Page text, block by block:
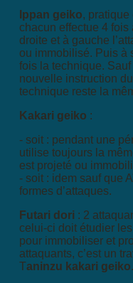
Ippan geiko, pratique
chacun effectue 4
droite et à gauche
ou immobilisé. Puis à
fois la technique.
nouvelle instruction
technique reste la
Kakari geiko :
- soit : pendant une
utilise toujours la
est projeté ou
- soit : idem sauf que A
formes d’attaques.
Futari dori : 2
celui-ci doit étudier
pour immobiliser et
attaquants, c’est un
Taninzu kakari geiko.